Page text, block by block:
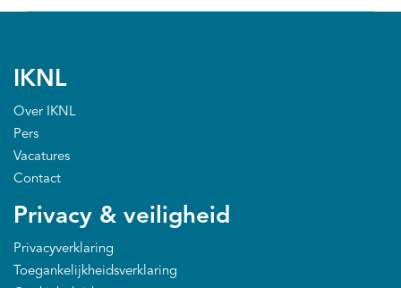
IKNL
Over IKNL
Pers
Vacatures
Contact
Privacy & veiligheid
Privacyverklaring
Toegankelijkheidsverklaring